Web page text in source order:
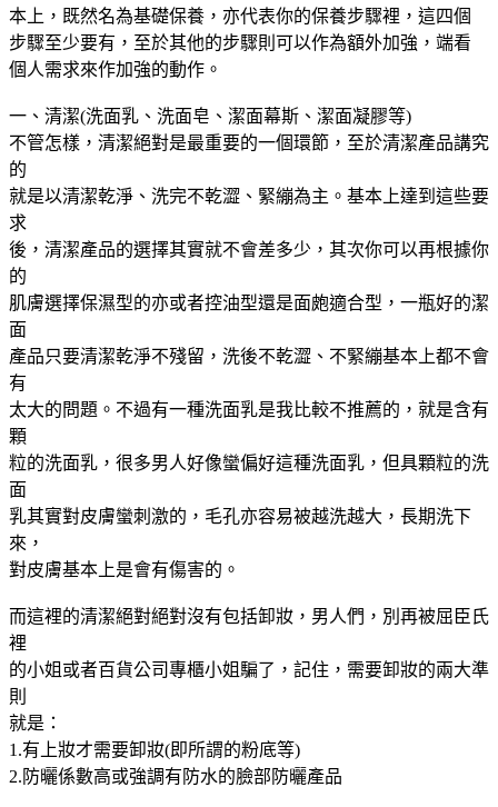
本上，既然名為基礎保養，亦代表你的保養步驟裡，這四個
步驟至少要有，至於其他的步驟則可以作為額外加強，端看
個人需求來作加強的動作。
一、清潔(洗面乳、洗面皂、潔面幕斯、潔面凝膠等)
不管怎樣，清潔絕對是最重要的一個環節，至於清潔產品講究
的
就是以清潔乾淨、洗完不乾澀、緊繃為主。基本上達到這些要
求
後，清潔產品的選擇其實就不會差多少，其次你可以再根據你
的
肌膚選擇保濕型的亦或者控油型還是面皰適合型，一瓶好的潔
面
產品只要清潔乾淨不殘留，洗後不乾澀、不緊繃基本上都不會
有
太大的問題。不過有一種洗面乳是我比較不推薦的，就是含有
顆
粒的洗面乳，很多男人好像蠻偏好這種洗面乳，但具顆粒的洗
面
乳其實對皮膚蠻刺激的，毛孔亦容易被越洗越大，長期洗下
來，
對皮膚基本上是會有傷害的。
而這裡的清潔絕對絕對沒有包括卸妝，男人們，別再被屈臣氏
裡
的小姐或者百貨公司專櫃小姐騙了，記住，需要卸妝的兩大準
則
就是：
1.有上妝才需要卸妝(即所謂的粉底等)
2.防曬係數高或強調有防水的臉部防曬產品